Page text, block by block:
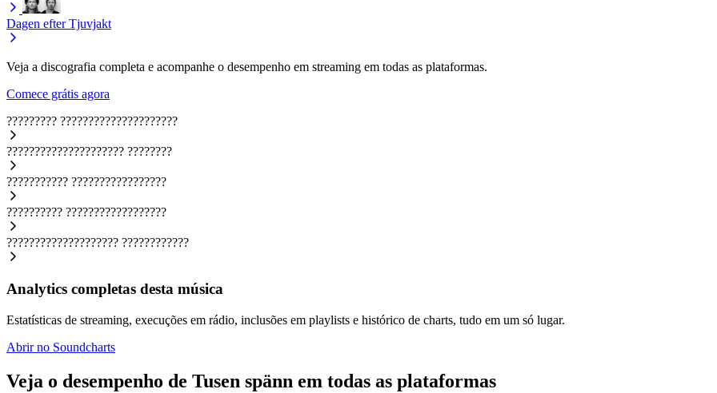
Dagen efter Tjuvjakt
Veja a discografia completa e acompanhe o desempenho em streaming em todas as plataformas.
Comece grátis agora
????????? ?????????????????????
????????????????????? ????????
??????????? ?????????????????
?????????? ??????????????????
???????????????????? ????????????
Analytics completas desta música
Estatísticas de streaming, execuções em rádio, inclusões em playlists e histórico de charts, tudo em um só lugar.
Abrir no Soundcharts
Veja o desempenho de Tusen spänn em todas as plataformas